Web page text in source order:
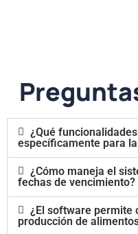
¿Qué
específicamente para
¿Cómo maneja el
fechas de vencimiento?
¿El software permite
producción de